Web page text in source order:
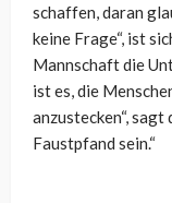
schaffen, daran
keine Frage“, ist
Mannschaft die
ist es, die
anzustecken“,
Faustpfand sein.“